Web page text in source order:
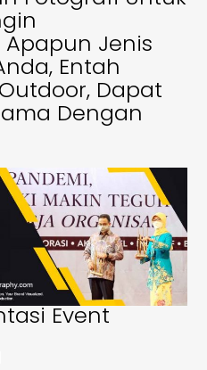
Jenis
Entah
Dapat
Dengan
Event